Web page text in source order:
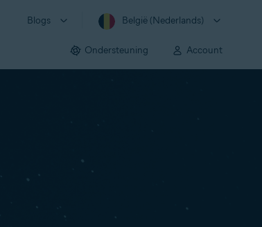
Blogs België (Nederlands)
Ondersteuning Account